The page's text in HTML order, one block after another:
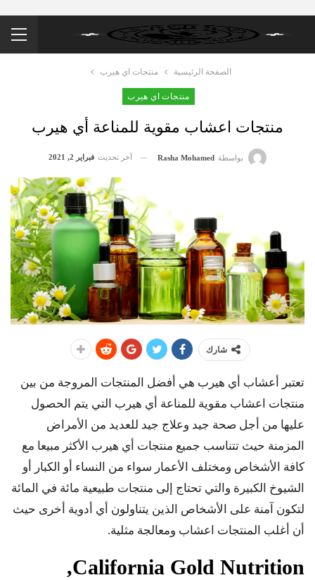
الصفحة الرئيسية منتجات اي هيرب
منتجات اي هيرب
منتجات اعشاب مقوية للمناعة أي هيرب
بواسطة Rasha Mohamed آخر تحديث فبراير 2, 2021
شارك
تعتبر أعشاب أي هيرب هي أفضل المنتجات المروجة من بين
منتجات اعشاب مقوية للمناعة أي هيرب التي يتم الحصول
عليها من أجل صحة جيد وعلاج جيد للعديد من الأمراض
المزمنة حيث تتناسب جميع منتجات أي هيرب الأكثر مبيعا مع
كافة الأشخاص ومختلف الأعمار سواء من النساء أو الكبار أو
الشيوخ الكبيرة والتي تحتاج إلى منتجات طبيعية مائة في المائة
لتكون آمنة على الأشخاص الذين يتناولون أي أدوية أخرى حيث
أن أغلب المنتجات اعشاب ومعالجة مثلية.
California Gold Nutrition
,